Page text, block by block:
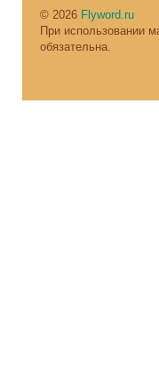
© 2026 Flyword.ru
При использовании
обязательна.